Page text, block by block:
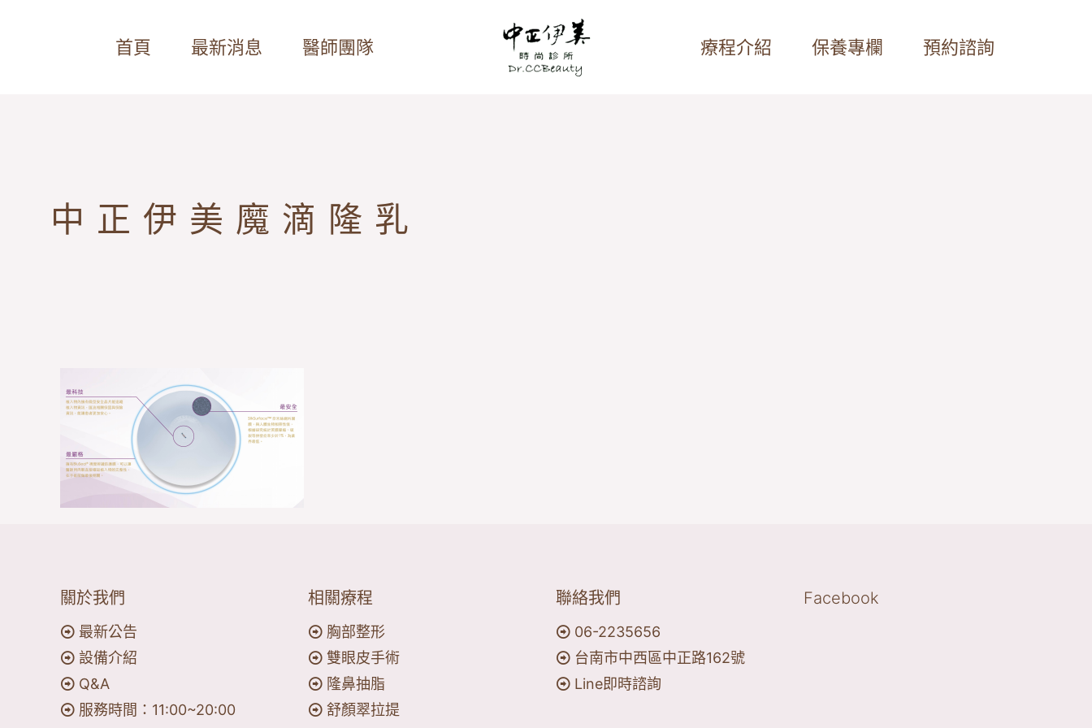
首頁 最新消息 醫師團隊 療程介紹 保養專欄 預約諮詢
中正伊美魔滴隆乳
關於我們
最新公告
設備介紹
Q&A
服務時間：11:00~20:00
相關療程
胸部整形
雙眼皮手術
隆鼻抽脂
舒顏翠拉提
聯絡我們
06-2235656
台南市中西區中正路162號
Line即時諮詢
Facebook